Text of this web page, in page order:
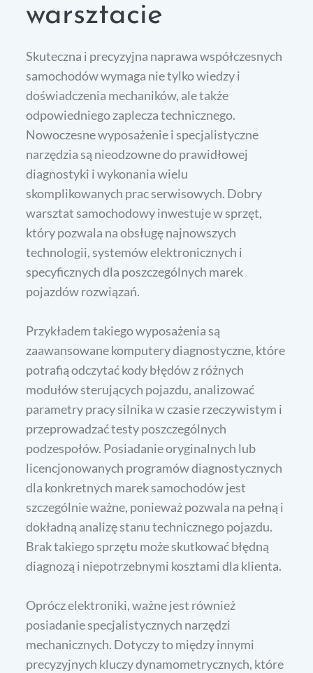
warsztacie
Skuteczna i precyzyjna naprawa współczesnych
samochodów wymaga nie tylko wiedzy i
doświadczenia mechaników, ale także
odpowiedniego zaplecza technicznego.
Nowoczesne wyposażenie i specjalistyczne
narzędzia są nieodzowne do prawidłowej
diagnostyki i wykonania wielu
skomplikowanych prac serwisowych. Dobry
warsztat samochodowy inwestuje w sprzęt,
który pozwala na obsługę najnowszych
technologii, systemów elektronicznych i
specyficznych dla poszczególnych marek
pojazdów rozwiązań.
Przykładem takiego wyposażenia są
zaawansowane komputery diagnostyczne, które
potrafią odczytać kody błędów z różnych
modułów sterujących pojazdu, analizować
parametry pracy silnika w czasie rzeczywistym i
przeprowadzać testy poszczególnych
podzespołów. Posiadanie oryginalnych lub
licencjonowanych programów diagnostycznych
dla konkretnych marek samochodów jest
szczególnie ważne, ponieważ pozwala na pełną i
dokładną analizę stanu technicznego pojazdu.
Brak takiego sprzętu może skutkować błędną
diagnozą i niepotrzebnymi kosztami dla klienta.
Oprócz elektroniki, ważne jest również
posiadanie specjalistycznych narzędzi
mechanicznych. Dotyczy to między innymi
precyzyjnych kluczy dynamometrycznych, które